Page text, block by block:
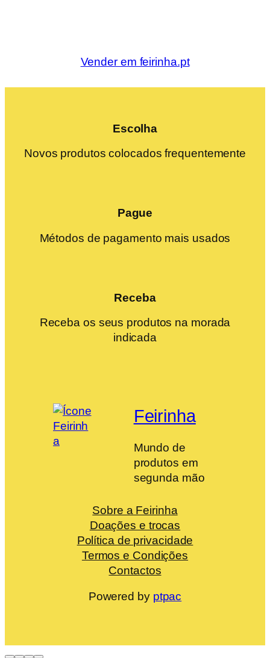
Vender em feirinha.pt
Escolha
Novos produtos colocados frequentemente
Pague
Métodos de pagamento mais usados
Receba
Receba os seus produtos na morada
indicada
Feirinha
Mundo de
produtos em
segunda mão
Sobre a Feirinha
Doações e trocas
Política de privacidade
Termos e Condições
Contactos
Powered by ptpac